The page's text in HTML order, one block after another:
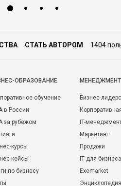
СТАТЬ АВТОРОМ 1404
ОБРАЗОВАНИЕ
обучение
в России
за рубежом
курсы
кейсы
по бизнесу
МЕНЕДЖМЕНТ
Бизнес-
IT-
Маркетинг
Продажи
IT для бизнеса
Exemarket